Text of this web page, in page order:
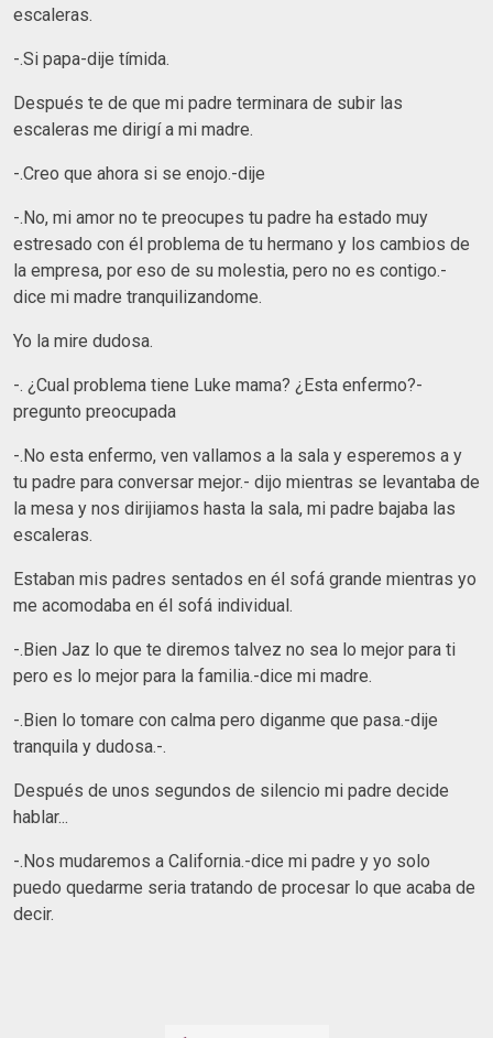
escaleras.
-.Si papa-dije tímida.
Después te de que mi padre terminara de subir las
escaleras me dirigí a mi madre.
-.Creo que ahora si se enojo.-dije
-.No, mi amor no te preocupes tu padre ha estado muy
estresado con él problema de tu hermano y los cambios de
la empresa, por eso de su molestia, pero no es contigo.-
dice mi madre tranquilizandome.
Yo la mire dudosa.
-. ¿Cual problema tiene Luke mama? ¿Esta enfermo?-
pregunto preocupada
-.No esta enfermo, ven vallamos a la sala y esperemos a y
tu padre para conversar mejor.- dijo mientras se levantaba de
la mesa y nos dirijiamos hasta la sala, mi padre bajaba las
escaleras.
Estaban mis padres sentados en él sofá grande mientras yo
me acomodaba en él sofá individual.
-.Bien Jaz lo que te diremos talvez no sea lo mejor para ti
pero es lo mejor para la familia.-dice mi madre.
-.Bien lo tomare con calma pero diganme que pasa.-dije
tranquila y dudosa.-.
Después de unos segundos de silencio mi padre decide
hablar...
-.Nos mudaremos a California.-dice mi padre y yo solo
puedo quedarme seria tratando de procesar lo que acaba de
decir.